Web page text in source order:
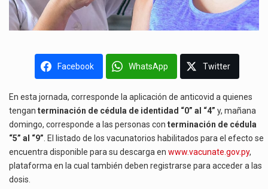
Facebook WhatsApp Twitter
En esta jornada, corresponde la aplicación de anticovid a quienes
tengan terminación de cédula de identidad “0” al “4” y, mañana
domingo, corresponde a las personas con terminación de cédula
“5” al “9”. El listado de los vacunatorios habilitados para el efecto se
encuentra disponible para su descarga en www.vacunate.gov.py,
plataforma en la cual también deben registrarse para acceder a las
dosis.